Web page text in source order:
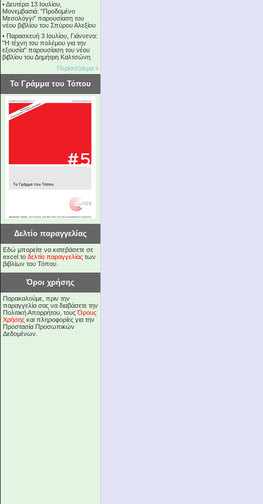
•Δευτέρα 13 Ιουλίου,
Μονεμβασιά: "Προδομένο
Μεσολόγγι" παρουσίαση του
νέου βιβλίου του Σπύρου Αλεξίου
• Παρασκευή 3 Ιουλίου, Γιάννενα:
"Η τέχνη του πολέμου για την
εξουσία" παρουσίαση του νέου
βιβλίου του Δημήτρη Καλτσώνη
Περισσότερα »
Το Γράμμα του Τόπου
Δελτίο παραγγελίας
Εδώ μπορείτε να κατεβάσετε σε
excel το δελτίο παραγγελίας των
βιβλίων του Τόπου.
Όροι χρήσης
Παρακαλούμε, πριν την
παραγγελία σας να διαβάσετε την
Πολιτική Απορρήτου, τουςΌρους
Χρήσης και πληροφορίες για την
Προστασία Προσωπικών
Δεδομένων.